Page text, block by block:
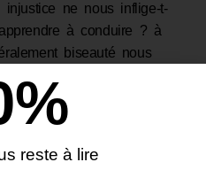
injustice ne nous inflige-t-
à conduire ? à
biseauté nous
à nous accuser d’être
à la risée du monde ?
impossible de les
reste à lire
%